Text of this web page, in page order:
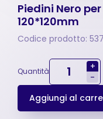
Piedini Nero
120*120mm
Codice prodotto: 537
Quantità
+
-
Aggiungi al